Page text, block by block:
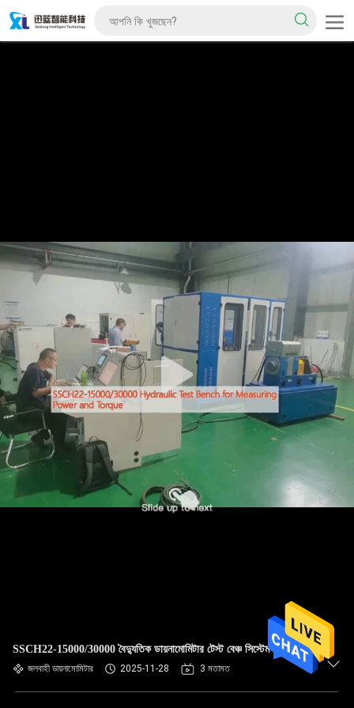
SSCH22-15000/30000 বৈদ্যুতিক ডায়নামোমিটার টেস্ট বেঞ্চ সিস্টেম
জলবাহী ডায়নামোমিটার 2025-11-28 3 মতামত